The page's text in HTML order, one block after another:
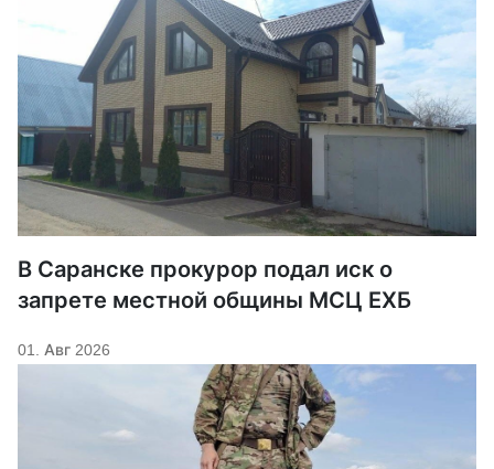
В Саранске прокурор подал иск о
запрете местной общины МСЦ ЕХБ
01. Авг 2026